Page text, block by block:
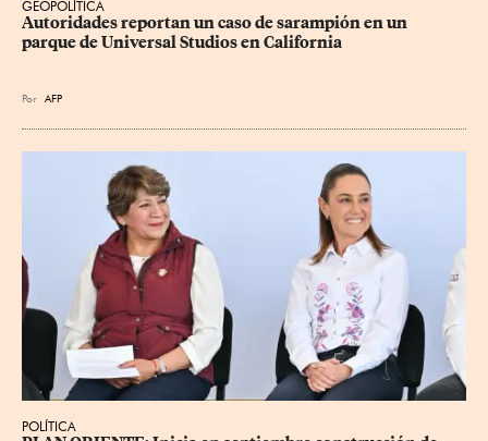
GEOPOLÍTICA
Autoridades reportan un caso de sarampión en un
parque de Universal Studios en California
Por AFP
POLÍTICA